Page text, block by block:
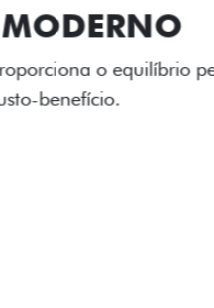
DE
rodas de liga leve com
elevam o